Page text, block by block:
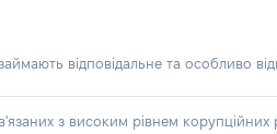
відповідальне та особливо
з високим рівнем корупційних